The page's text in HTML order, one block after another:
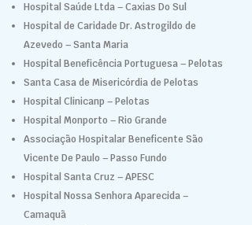
Hospital Saúde Ltda – Caxias Do Sul
Hospital de Caridade Dr. Astrogildo de
Azevedo – Santa Maria
Hospital Beneficência Portuguesa – Pelotas
Santa Casa de Misericórdia de Pelotas
Hospital Clinicanp – Pelotas
Hospital Monporto – Rio Grande
Associação Hospitalar Beneficente São
Vicente De Paulo – Passo Fundo
Hospital Santa Cruz – APESC
Hospital Nossa Senhora Aparecida –
Camaquã